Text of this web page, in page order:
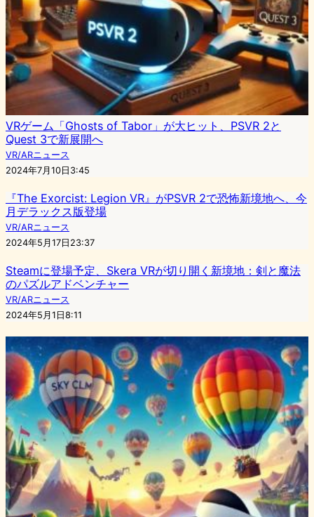
VRゲーム「Ghosts of Tabor」が大ヒット、PSVR 2と
Quest 3で新展開へ
VR/ARニュース
2024年7月10日3:45
『The Exorcist: Legion VR』がPSVR 2で恐怖新境地へ、今
月デラックス版登場
VR/ARニュース
2024年5月17日23:37
Steamに登場予定、Skera VRが切り開く新境地：剣と魔法
のパズルアドベンチャー
VR/ARニュース
2024年5月1日8:11